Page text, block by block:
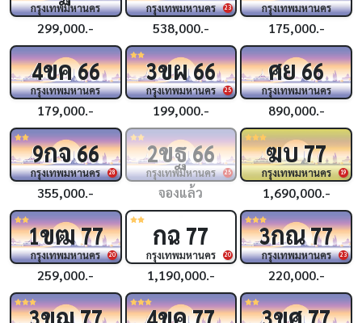
กรุงเทพมหานคร
299,000.-
23
กรุงเทพมหานคร
538,000.-
กรุงเทพมหานคร
175,000.-
4ขค66
กรุงเทพมหานคร
179,000.-
25
3ขผ66
กรุงเทพมหานคร
199,000.-
ศย66
กรุงเทพมหานคร
890,000.-
28
9กจ66
กรุงเทพมหานคร
355,000.-
25
2ขฐ66
กรุงเทพมหานคร
จองแล้ว
19
ฆบ77
กรุงเทพมหานคร
1,690,000.-
20
1ขฒ77
กรุงเทพมหานคร
259,000.-
20
กฉ 77
กรุงเทพมหานคร
1,190,000.-
23
3กณ77
กรุงเทพมหานคร
220,000.-
ขฌ ขค ขศ